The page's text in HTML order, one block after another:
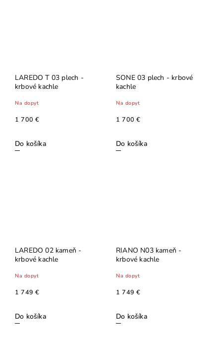
LAREDO T 03 plech -
krbové kachle
Na dopyt
1 700 €
Do košíka
SONE 03 plech - krbové
kachle
Na dopyt
1 700 €
Do košíka
LAREDO 02 kameň -
krbové kachle
Na dopyt
1 749 €
Do košíka
RIANO N03 kameň -
krbové kachle
Na dopyt
1 749 €
Do košíka